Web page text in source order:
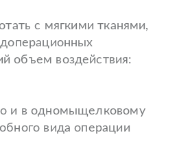
с мягкими тканями,
объем воздействия:
и в одномыщелковому
вида операции